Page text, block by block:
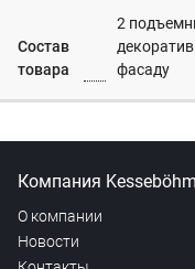
Состав
товара
2
фасаду
Компания
О компании
Новости